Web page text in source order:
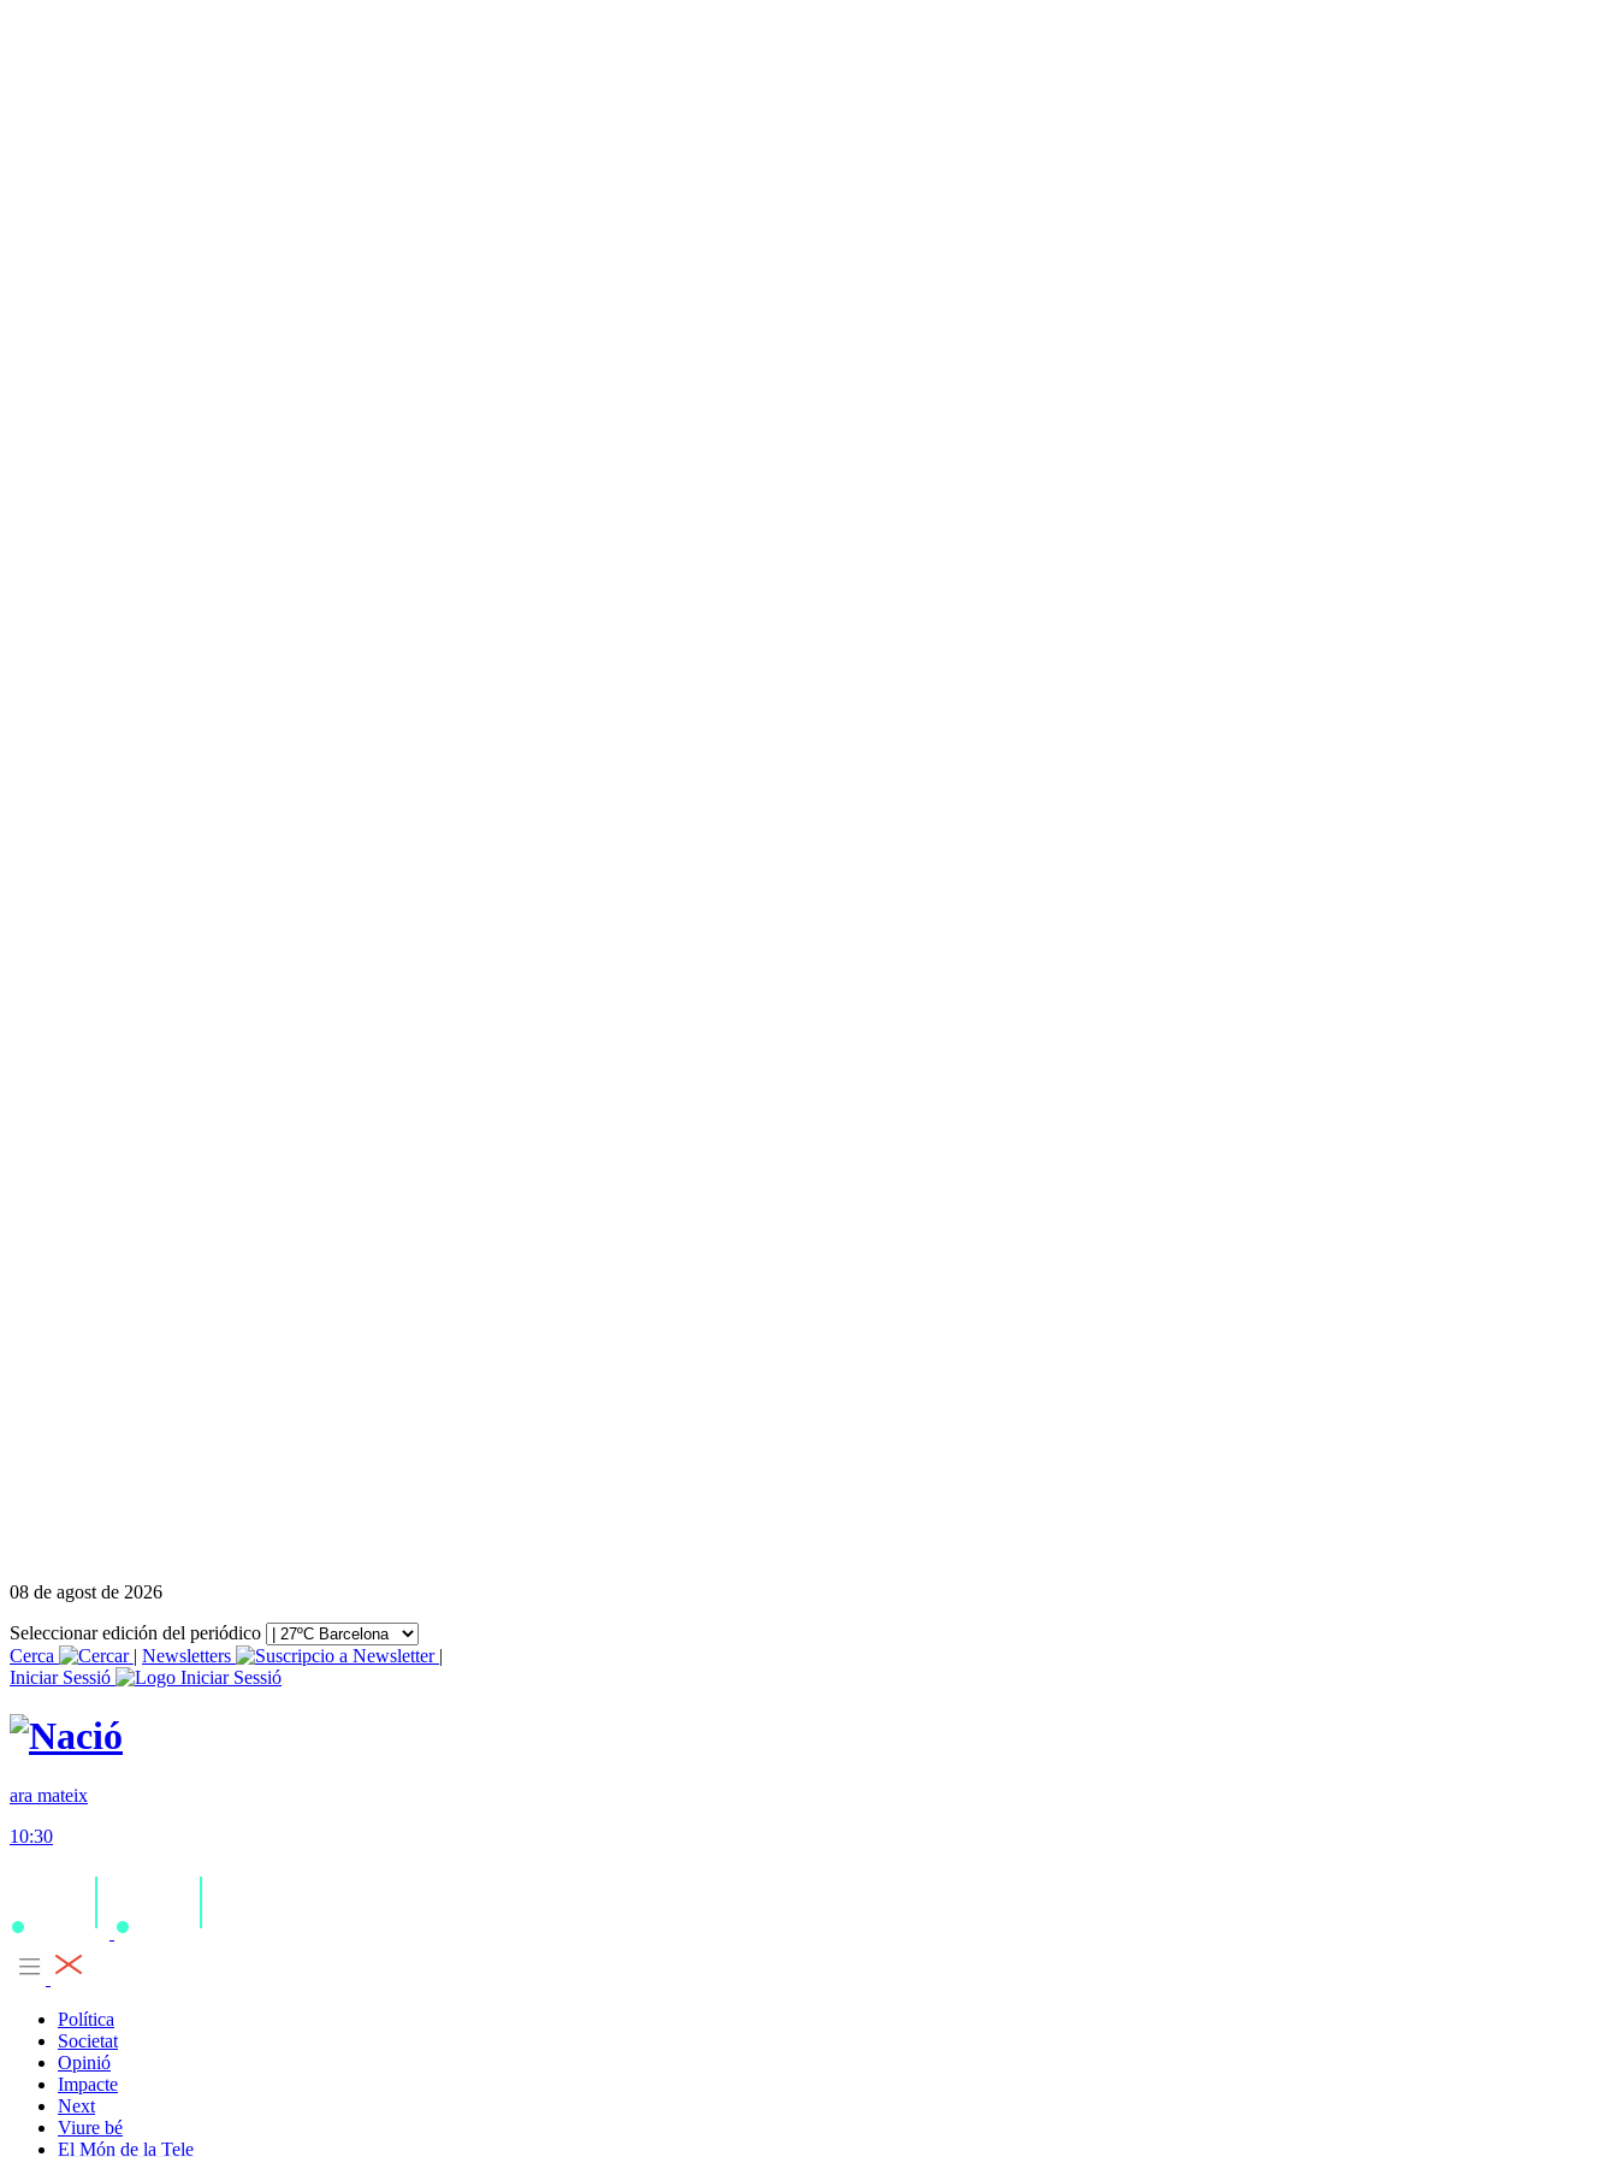
08 de agost de 2026
Seleccionar edición del periódico
Cerca
| Newsletters
|
Iniciar Sessió
ara mateix
10:30
Política
Societat
Opinió
Impacte
Next
Viure bé
El Món de la Tele